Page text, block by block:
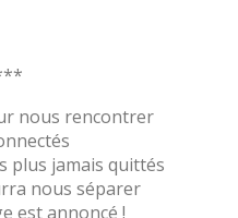
nous rencontrer
plus jamais quittés
nous séparer
est annoncé !